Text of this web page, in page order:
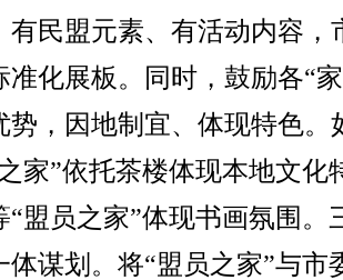
有民盟元素、有活动内容，
准化展板。同时，鼓励各“
势，因地制宜、体现特色。
家”依托茶楼体现本地文化
“盟员之家”体现书画氛围。
体谋划。将“盟员之家”与市